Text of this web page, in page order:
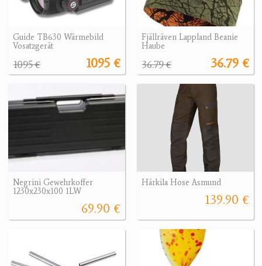
Guide TB630 Wärmebild
Vosatzgerät
1095 €
1095 €
Fjällräven Lappland Beanie
Haube
36.79 €
36.79 €
Negrini Gewehrkoffer
1230x230x100 1LW
69.90 €
Härkila Hose Asmund
139.90 €